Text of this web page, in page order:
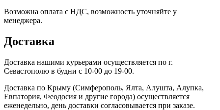
Возможна оплата с НДС, возможность уточняйте у
менеджера.
Доставка
Доставка нашими курьерами осуществляется по г.
Севастополю в будни с 10-00 до 19-00.
Доставка по Крыму (Симферополь, Ялта, Алушта, Алупка,
Евпатория, Феодосия и другие города) осуществляется
еженедельно, день доставки согласовывается при заказе.